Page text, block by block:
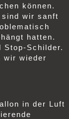
können.
wir sanft
hatten.
Stop-Schilder.
wir wieder
in der Luft